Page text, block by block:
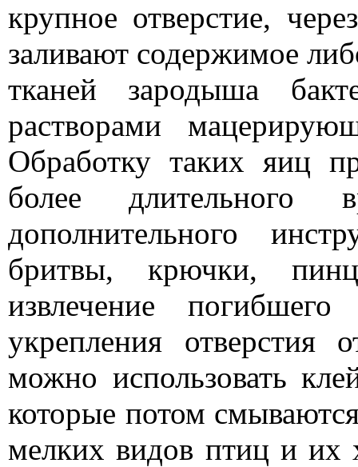
крупное отверстие,
заливают содержимое
тканей зародыша
растворами
Обработку таких яиц
более длительного
дополнительного
бритвы, крючки,
извлечение
укрепления отверстия
можно использовать
которые потом
мелких видов птиц и их